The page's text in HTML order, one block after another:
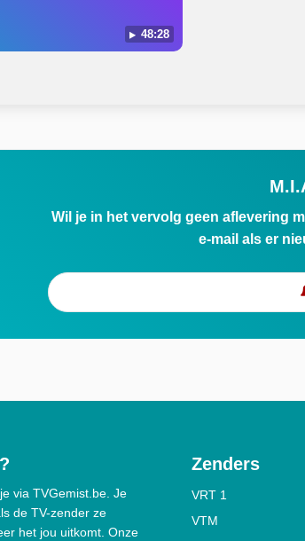
48:28
Wil je in het vervolg geen aflevering
e-mail als er
via TVGemist.be. Je
de TV-zender ze
het jou uitkomt. Onze
Zenders
VRT 1
VTM